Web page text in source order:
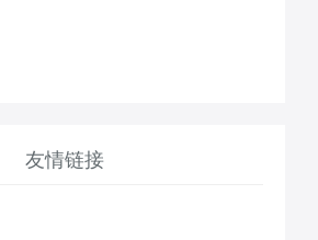
友情链接